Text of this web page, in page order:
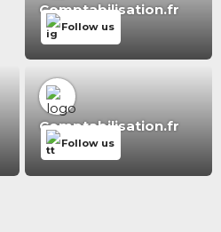
Comptabilisation.fr
Follow us
Comptabilisation.fr
Follow us